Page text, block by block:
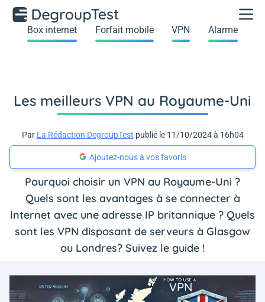
Box internet Forfait mobile VPN Alarme
Les meilleurs VPN au Royaume-Uni
Par La Rédaction DegroupTest publié le 11/10/2024 à 16h04
Ajoutez-nous à vos favoris
Pourquoi choisir un VPN au Royaume-Uni ?
Quels sont les avantages à se connecter à
Internet avec une adresse IP britannique ? Quels
sont les VPN disposant de serveurs à Glasgow
ou Londres? Suivez le guide !